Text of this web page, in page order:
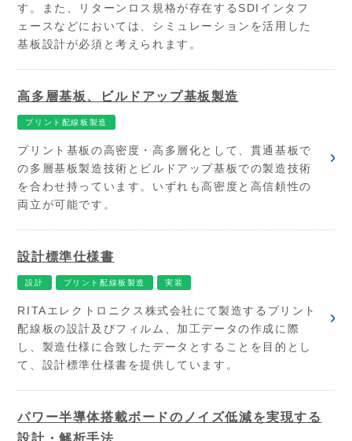
す。また、リターンロス規格が存在するSDIインタフ
ェースなどにおいては、シミュレーションを活用した
基板設計が必須と考えられます。
高多層基板、ビルドアップ基板製造
プリント配線板製造
プリント基板の高密度・高多層化として、貫通基板で
の多層基板製造技術とビルドアップ基板での製造技術
を合わせ持っています。いずれも高密度と高信頼性の
両立が可能です。
設計標準仕様書
設計 プリント配線板製造 実装
RITAエレクトロニクス株式会社にて製造するプリント
配線板の設計及びフィルム、加工データの作成に際
し、製造仕様に合致したデータとすることを目的とし
て、設計標準仕様書を提供しています。
パワー半導体搭載ボードのノイズ低減を実現する
設計・解析手法